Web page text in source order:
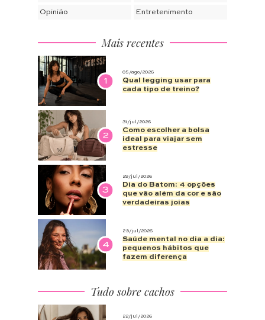
Opinião Entretenimento
Mais recentes
1
05/ago/2026
Qual legging usar para
cada tipo de treino?
2
31/jul/2026
Como escolher a bolsa
ideal para viajar sem
estresse
3
29/jul/2026
Dia do Batom: 4 opções
que vão além da cor e são
verdadeiras joias
4
28/jul/2026
Saúde mental no dia a dia:
pequenos hábitos que
fazem diferença
Tudo sobre cachos
22/jul/2026